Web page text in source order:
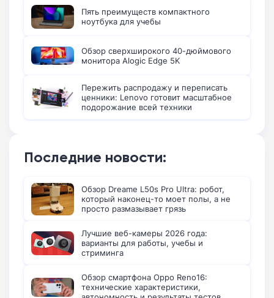
Пять преимуществ компактного
ноутбука для учебы
Обзор сверхширокого 40-дюймового
монитора Alogic Edge 5K
Пережить распродажу и переписать
ценники: Lenovo готовит масштабное
подорожание всей техники
Последние новости:
Обзор Dreame L50s Pro Ultra: робот,
который наконец-то моет полы, а не
просто размазывает грязь
Лучшие веб-камеры 2026 года:
варианты для работы, учебы и
стриминга
Обзор смартфона Oppo Reno16:
технические характеристики,